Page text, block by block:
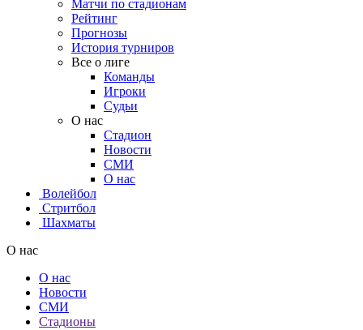
Матчи по стадионам
Рейтинг
Прогнозы
История турниров
Все о лиге
Команды
Игроки
Судьи
О нас
Стадион
Новости
СМИ
О нас
Волейбол
Стритбол
Шахматы
О нас
О нас
Новости
СМИ
Стадионы